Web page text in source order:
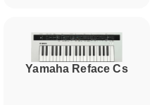
Yamaha Reface Cs